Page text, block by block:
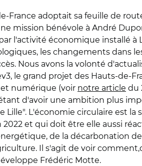
France adoptait sa feuille de
mission bénévole à André
l'activité économique installé
les changements dans
Nous avons la volonté
le grand projet des Hauts-de-
numérique (voir notre article du
d'avoir une ambition plus
L'économie circulaire est
et qui doit être elle aussi
de la décarbonation
Il s'agit de voir
Frédéric Motte.